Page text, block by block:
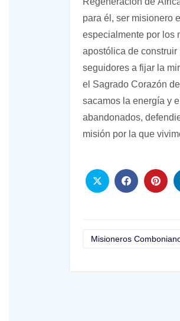
para él, ser misionero
especialmente por los
apostólica de construir
seguidores a fijar la
el Sagrado Corazón
sacamos la energía y
abandonados,
misión por la que
Misioneros